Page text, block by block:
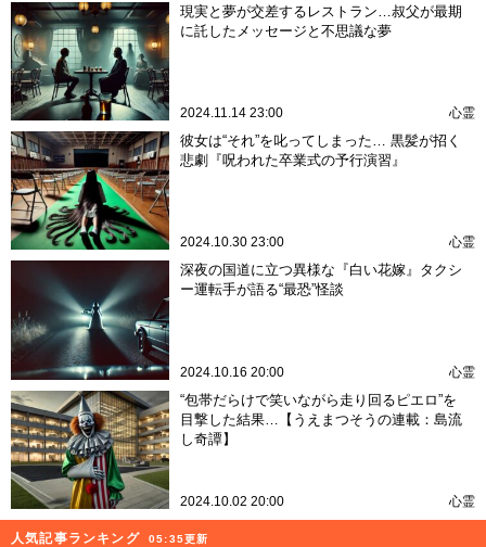
現実と夢が交差するレストラン…叔父が最期
に託したメッセージと不思議な夢
2024.11.14 23:00 心霊
彼女は“それ”を叱ってしまった… 黒髪が招く
悲劇『呪われた卒業式の予行演習』
2024.10.30 23:00 心霊
深夜の国道に立つ異様な『白い花嫁』タクシ
ー運転手が語る“最恐”怪談
2024.10.16 20:00 心霊
“包帯だらけで笑いながら走り回るピエロ”を
目撃した結果…【うえまつそうの連載：島流
し奇譚】
2024.10.02 20:00 心霊
人気記事ランキング 05:35更新